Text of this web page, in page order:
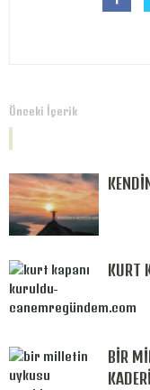
Önceki İçerik
KURT
BİR